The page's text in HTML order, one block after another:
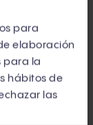
para
elaboración
para la
hábitos de
las
y cuáles
pasos del